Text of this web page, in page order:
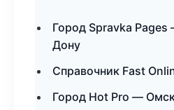
Город Spravka
Дону
Справочник Fast
Город Hot Pro —